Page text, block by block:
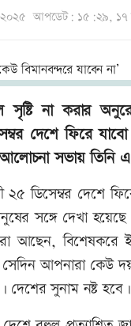
আপডেট: ১৫:২৯, ১৭
না করার
দেশে ফিরে
সভায় তিনি
ডিসেম্বর দেশে
সঙ্গে দেখা
আছেন, বিশেষকরে
আপনারা কেউ
দেশের সুনাম নষ্ট হবে।